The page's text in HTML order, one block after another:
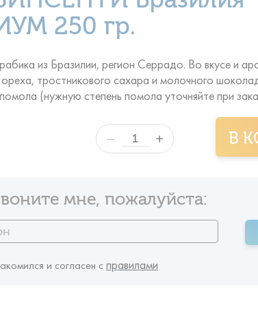
250 гр.
из Бразилии, регион Серрадо. Во вкусе и
ореха, тростникового сахара и молочного
помола (нужную степень помола уточняйте при
В
— +
мне, пожалуйста:
и согласен c